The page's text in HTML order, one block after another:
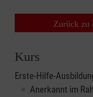
Zurück zu
Kurs
Erste-Hilfe-
Anerkannt im